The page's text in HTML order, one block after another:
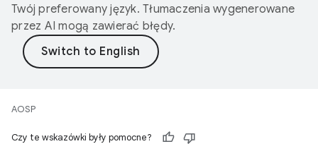
Twój preferowany język. Tłumaczenia wygenerowane
przez AI mogą zawierać błędy.
AOSP
Czy te wskazówki były pomocne?